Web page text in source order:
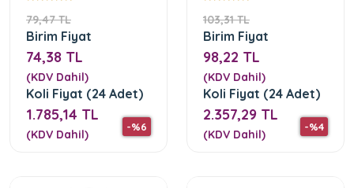
79,47 TL
-%6
Birim Fiyat
74,38 TL
(KDV Dahil)
Koli Fiyat (24 Adet)
1.785,14 TL
(KDV Dahil)
103,31 TL
-%4
Birim Fiyat
98,22 TL
(KDV Dahil)
Koli Fiyat (24 Adet)
2.357,29 TL
(KDV Dahil)